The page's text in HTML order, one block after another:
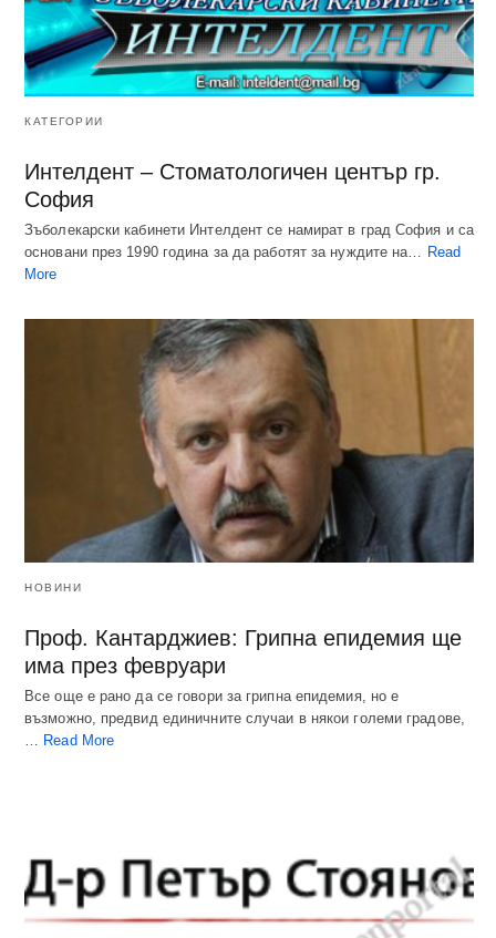
КАТЕГОРИИ
Интелдент – Стоматологичен център гр.
София
Зъболекарски кабинети Интелдент се намират в град София и са
основани през 1990 година за да работят за нуждите на… Read
More
НОВИНИ
Проф. Кантарджиев: Грипна епидемия ще
има през февруари
Все още е рано да се говори за грипна епидемия, но е
възможно, предвид единичните случаи в някои големи градове,
… Read More